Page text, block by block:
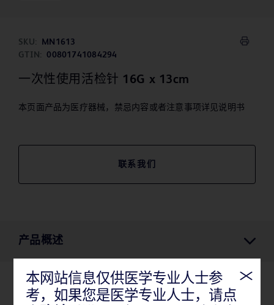
SKU:
MN1613
GTIN:
00801741084294
一次性使用活检针 16G x 13cm
本页面产品为医疗器械，禁忌内容或者注意事项详见说明书
联系我们
产品概述
产品概述
本网站信息仅供医学专业人士参
考，如果您是医学专业人士，请点